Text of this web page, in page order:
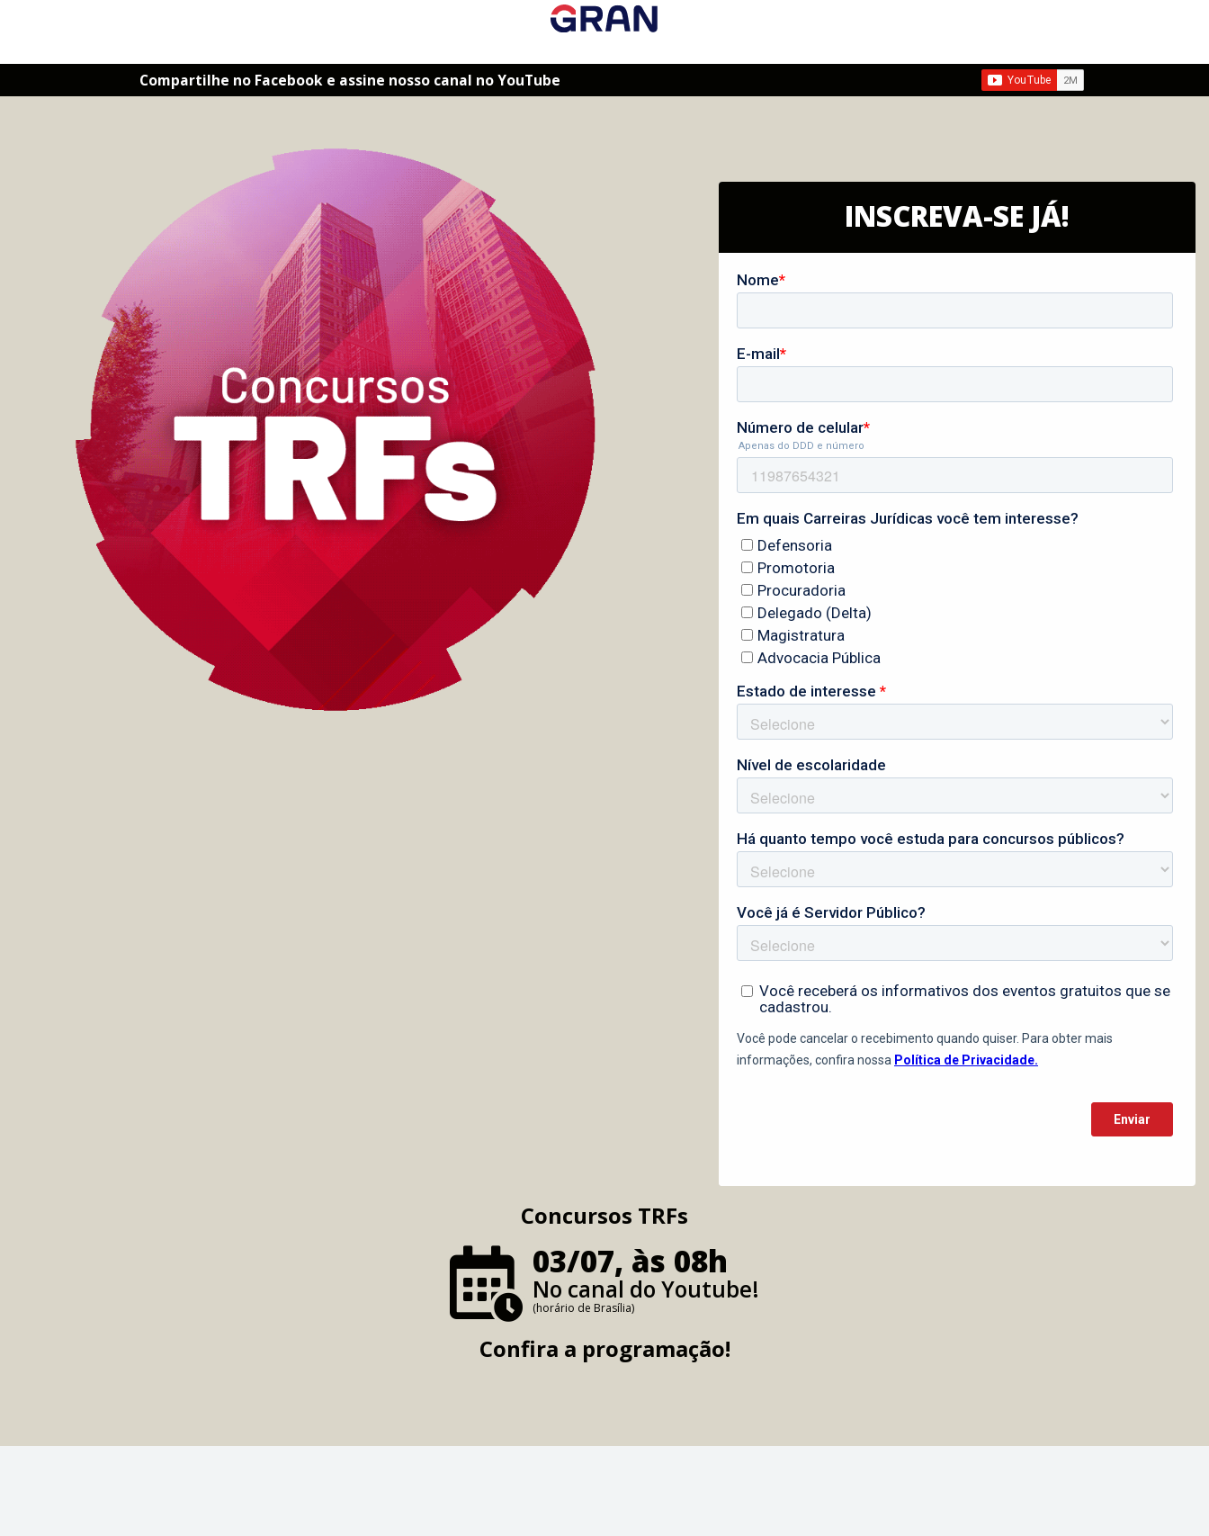
Compartilhe no Facebook e assine nosso canal no YouTube
INSCREVA-SE JÁ!
Concursos TRFs
03/07, às 08h
No canal do Youtube!
(horário de Brasília)
Confira a programação!